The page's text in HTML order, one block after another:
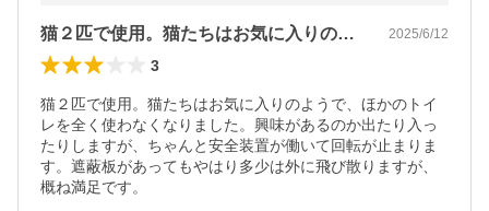
猫２匹で使用。猫たちはお気に入りのよう… 2025/6/12
3
猫２匹で使用。猫たちはお気に入りのようで、ほかのトイ
レを全く使わなくなりました。興味があるのか出たり入っ
たりしますが、ちゃんと安全装置が働いて回転が止まりま
す。遮蔽板があってもやはり多少は外に飛び散りますが、